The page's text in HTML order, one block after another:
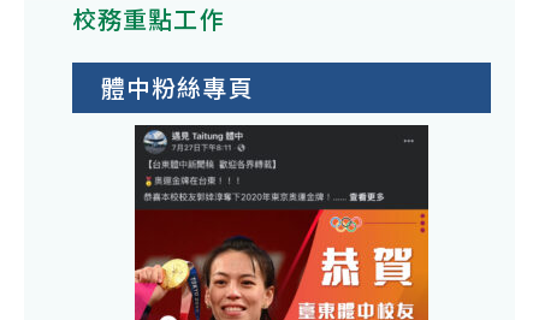
校務重點工作
體中粉絲專頁